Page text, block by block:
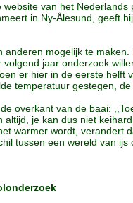
van het
in Ny-Ålesund, geeft
anderen mogelijk te
jaar onderzoek
er hier in de eerste
temperatuur gestegen,
overkant van de baai:
altijd, je kan dus niet
warmer wordt, verandert
tussen een wereld van ijs